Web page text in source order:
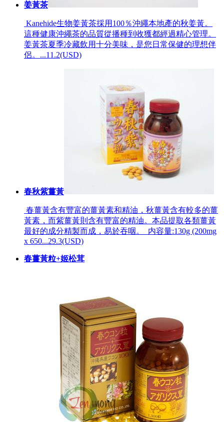
姜黃茶
Kanehide生物姜黃茶採用100％沖繩本地產的秋姜黃。
這種健康沖繩茶的品質從播種到收獲都經過精心管理。
姜黃茶夏季冷藏飲用十分美味，是您日常保健的理想伴
侶。...11.2(USD)
春秋紫薑黃
春薑黃含有豐富的薑黃素和精油，秋薑黃含有較多的薑
黃素，而紫薑黃則含有豐富的精油。本品提取各類薑黃
最好的成分精製而成，易於吞咽。 内容量:130g (200mg
x 650...29.3(USD)
春薑黃粒+姬松茸